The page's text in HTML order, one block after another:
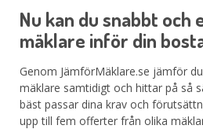
Nu kan du snabbt och
mäklare inför din
Genom JämförMäklare.se jämför
mäklare samtidigt och hittar på så
bäst passar dina krav och
upp till fem offerter från olika